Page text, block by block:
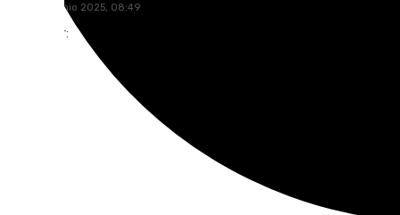
lunes, 30 junio 2025, 08:49
Compartir: